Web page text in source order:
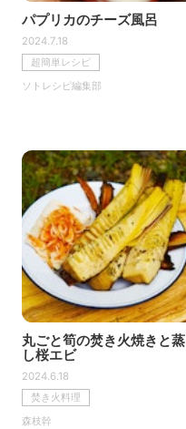
パプリカのチーズ風呂
2024.7.18
超簡単レシピ
ソトレシピ編集部
丸ごと筍の焚き火焼きと蒸
し桜エビ
2024.6.18
焚き火料理
森枝幹